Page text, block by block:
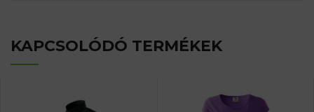
KAPCSOLÓDÓ TERMÉKEK